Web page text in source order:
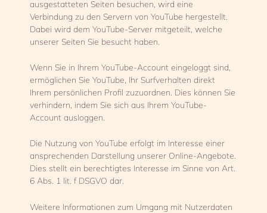
ausgestatteten Seiten besuchen, wird eine
Verbindung zu den Servern von YouTube hergestellt.
Dabei wird dem YouTube-Server mitgeteilt, welche
unserer Seiten Sie besucht haben.
Wenn Sie in Ihrem YouTube-Account eingeloggt sind,
ermöglichen Sie YouTube, Ihr Surfverhalten direkt
Ihrem persönlichen Profil zuzuordnen. Dies können Sie
verhindern, indem Sie sich aus Ihrem YouTube-
Account ausloggen.
Die Nutzung von YouTube erfolgt im Interesse einer
ansprechenden Darstellung unserer Online-Angebote.
Dies stellt ein berechtigtes Interesse im Sinne von Art.
6 Abs. 1 lit. f DSGVO dar.
Weitere Informationen zum Umgang mit Nutzerdaten